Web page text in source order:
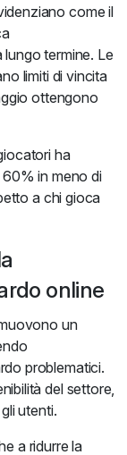
come il
termine. Le
limiti di vincita
ottengono
ha
60% in meno di
a chi gioca
online
un
problematici.
del settore,
utenti.
a ridurre la